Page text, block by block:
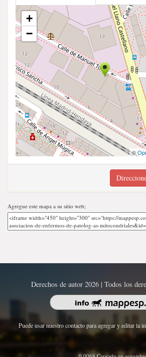
+
−
©
Agregue este mapa a su sitio web;
Derechos de autor 2026 | Todos los
Puede usar nuestro contacto para agregar y editar la